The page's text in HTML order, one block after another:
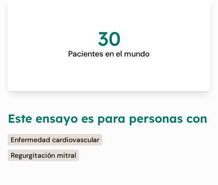
30
Pacientes en el mundo
Este ensayo es para personas con
Enfermedad cardiovascular
Regurgitación mitral